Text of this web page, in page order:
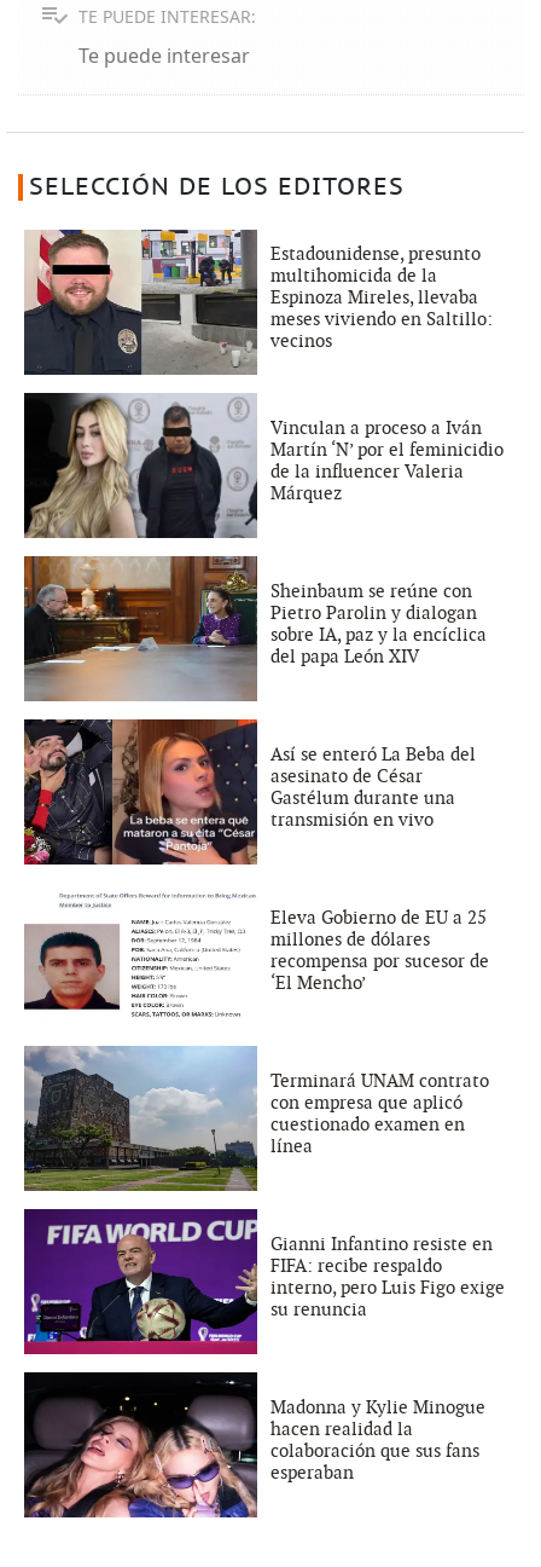
TE PUEDE INTERESAR:
Te puede interesar
SELECCIÓN DE LOS EDITORES
Estadounidense, presunto
multihomicida de la
Espinoza Mireles, llevaba
meses viviendo en Saltillo:
vecinos
Vinculan a proceso a Iván
Martín ‘N’ por el feminicidio
de la influencer Valeria
Márquez
Sheinbaum se reúne con
Pietro Parolin y dialogan
sobre IA, paz y la encíclica
del papa León XIV
Así se enteró La Beba del
asesinato de César
Gastélum durante una
transmisión en vivo
Eleva Gobierno de EU a 25
millones de dólares
recompensa por sucesor de
‘El Mencho’
Terminará UNAM contrato
con empresa que aplicó
cuestionado examen en
línea
Gianni Infantino resiste en
FIFA: recibe respaldo
interno, pero Luis Figo exige
su renuncia
Madonna y Kylie Minogue
hacen realidad la
colaboración que sus fans
esperaban